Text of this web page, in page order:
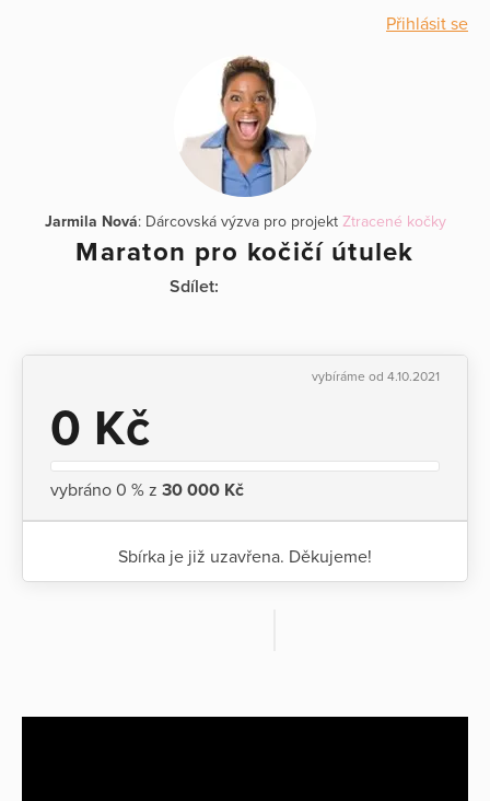
Přihlásit se
Jarmila Nová: Dárcovská výzva pro projekt Ztracené kočky
Maraton pro kočičí útulek
Sdílet:
vybíráme od 4.10.2021
0 Kč
vybráno 0 % z 30 000 Kč
Sbírka je již uzavřena. Děkujeme!